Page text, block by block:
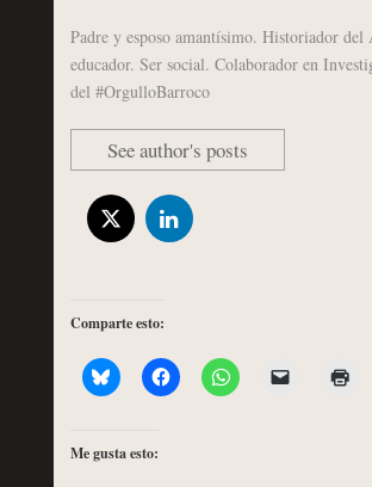
Padre y esposo amantísimo. Historiador del
educador. Ser social. Colaborador en
del #OrgulloBarroco
See author's posts
Comparte esto:
Me gusta esto: